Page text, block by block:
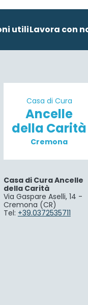
utiliLavora con
Casa di Cura
Ancelle
della Carità
Cremona
Casa di Cura Ancelle
della Carità
Via Gaspare Aselli, 14 -
Cremona (CR)
Tel: +39.0372535711